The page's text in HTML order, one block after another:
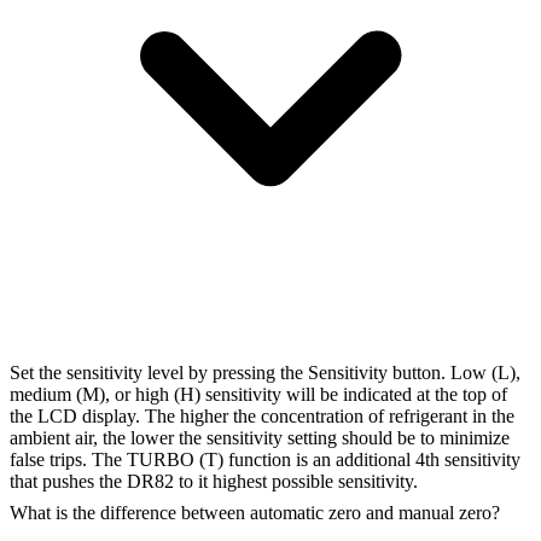
Set the sensitivity level by pressing the Sensitivity button. Low (L),
medium (M), or high (H) sensitivity will be indicated at the top of
the LCD display. The higher the concentration of refrigerant in the
ambient air, the lower the sensitivity setting should be to minimize
false trips. The TURBO (T) function is an additional 4th sensitivity
that pushes the DR82 to it highest possible sensitivity.
What is the difference between automatic zero and manual zero?